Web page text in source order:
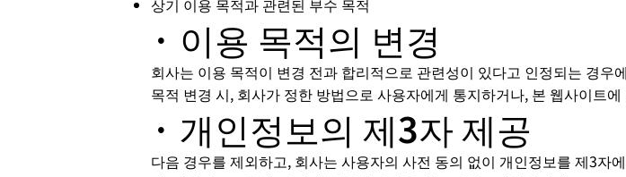
· 이용 목적의 변경
회사는 이용 목적이 변경 전과 합리적으로 관련성이 있다고 인정되는 경우
목적 변경 시, 회사가 정한 방법으로 사용자에게 통지하거나, 본 웹사이트
· 개인정보의 제3자 제공
다음 경우를 제외하고, 회사는 사용자의 사전 동의 없이 개인정보를 제3자